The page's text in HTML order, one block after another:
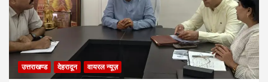
उत्तराखण्ड देहरादून वायरल न्यूज़